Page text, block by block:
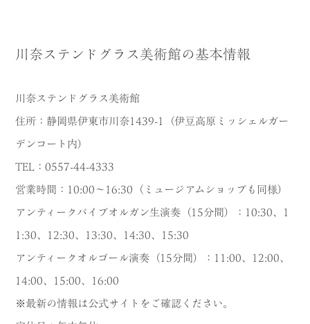
川奈ステンドグラス美術館の基本情報
川奈ステンドグラス美術館
住所：静岡県伊東市川奈1439-1（伊豆高原ミッシェルガー
デンコート内）
TEL：0557-44-4333
営業時間：10:00～16:30（ミュージアムショップも同様）
アンティークパイプオルガン生演奏（15分間）：10:30、1
1:30、12:30、13:30、14:30、15:30
アンティークオルゴール演奏（15分間）：11:00、12:00、
14:00、15:00、16:00
※最新の情報は公式サイトをご確認ください。